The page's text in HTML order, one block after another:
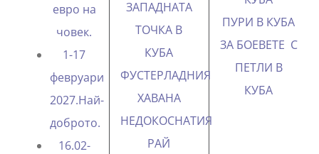
евро на
човек.
1-17
февруари
2027.Най-
доброто.
16.02-
ЗАПАДНАТА
ТОЧКА В
КУБА
ФУСТЕРЛАДНИЯ
ХАВАНА
НЕДОКОСНАТИЯ
РАЙ
ПУРИ В КУБА
ЗА БОЕВЕТЕ С
ПЕТЛИ В
КУБА